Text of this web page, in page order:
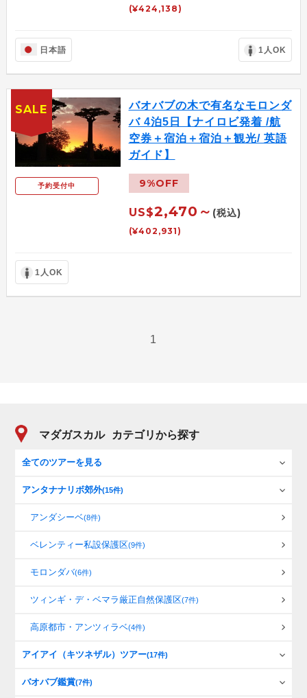
(¥424,138)
日本語 1人OK
予約受付中
バオバブの木で有名なモロンダ
バ 4泊5日【ナイロビ発着 /航
空券＋宿泊＋宿泊＋観光/ 英語
ガイド】
9%OFF
US$2,470～ (税込)
(¥402,931)
1人OK
SALE
1
マダガスカル カテゴリから探す
全てのツアーを見る
アンタナナリボ郊外(15件)
アンダシーベ(8件)
ベレンティー私設保護区(9件)
モロンダバ(6件)
ツィンギ・デ・ベマラ厳正自然保護区(7件)
高原都市・アンツィラベ(4件)
アイアイ（キツネザル）ツアー(17件)
バオバブ鑑賞(7件)